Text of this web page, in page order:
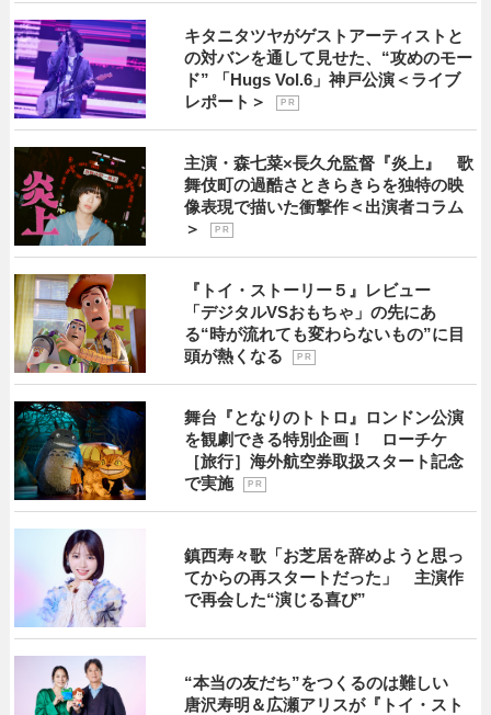
キタニタツヤがゲストアーティストと
の対バンを通して見せた、“攻めのモー
ド” 「Hugs Vol.6」神戸公演＜ライブ
レポート＞
P R
主演・森七菜×長久允監督『炎上』 歌
舞伎町の過酷さときらきらを独特の映
像表現で描いた衝撃作＜出演者コラム
＞
P R
『トイ・ストーリー５』レビュー
「デジタルVSおもちゃ」の先にあ
る“時が流れても変わらないもの”に目
頭が熱くなる
P R
舞台『となりのトトロ』ロンドン公演
を観劇できる特別企画！ ローチケ
［旅行］海外航空券取扱スタート記念
で実施
P R
鎮西寿々歌「お芝居を辞めようと思っ
てからの再スタートだった」 主演作
で再会した“演じる喜び”
“本当の友だち”をつくるのは難しい
唐沢寿明＆広瀬アリスが『トイ・スト